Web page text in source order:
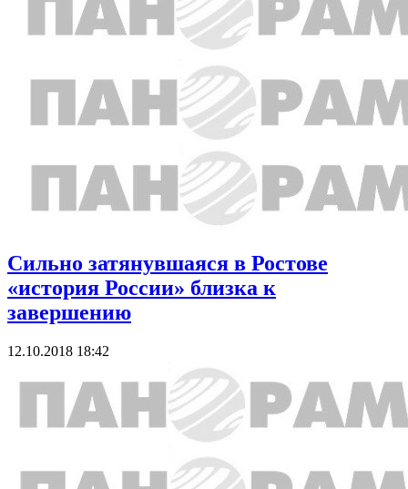
Сильно затянувшаяся в Ростове
«история России» близка к
завершению
12.10.2018 18:42